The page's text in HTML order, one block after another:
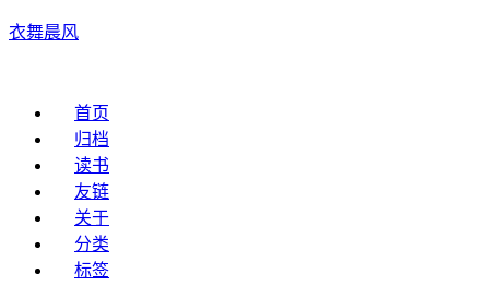
衣舞晨风
首页
归档
读书
友链
关于
分类
标签